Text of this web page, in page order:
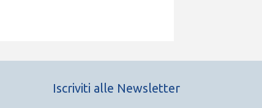
Iscriviti alle Newsletter